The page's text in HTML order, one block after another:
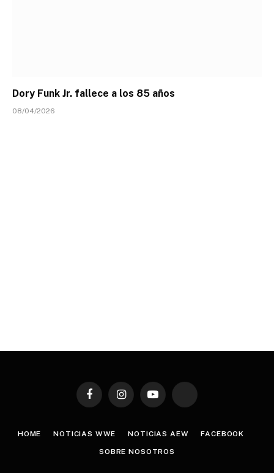
Dory Funk Jr. fallece a los 85 años
08/04/2026
FacebookInstagramYouTube TikTok
HOME NOTICIAS WWE NOTICIAS AEW FACEBOOK
SOBRE NOSOTROS